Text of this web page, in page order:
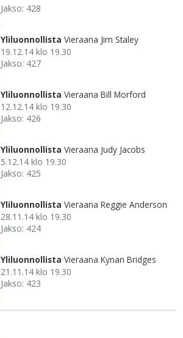
Jakso: 428
Yliluonnollista Vieraana Jim Staley
19.12.14 klo 19.30
Jakso: 427
Yliluonnollista Vieraana Bill Morford
12.12.14 klo 19.30
Jakso: 426
Yliluonnollista Vieraana Judy Jacobs
5.12.14 klo 19.30
Jakso: 425
Yliluonnollista Vieraana Reggie Anderson
28.11.14 klo 19.30
Jakso: 424
Yliluonnollista Vieraana Kynan Bridges
21.11.14 klo 19.30
Jakso: 423